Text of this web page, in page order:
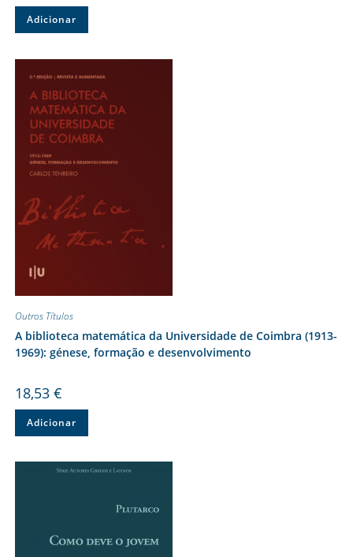
Adicionar
Outros Títulos
A biblioteca matemática da Universidade de Coimbra (1913-
1969): génese, formação e desenvolvimento
18,53 €
Adicionar